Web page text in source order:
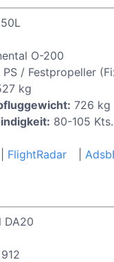
O-200
PS / Festpropeller
kg
726 kg
80-105
FlightRadar
DA20